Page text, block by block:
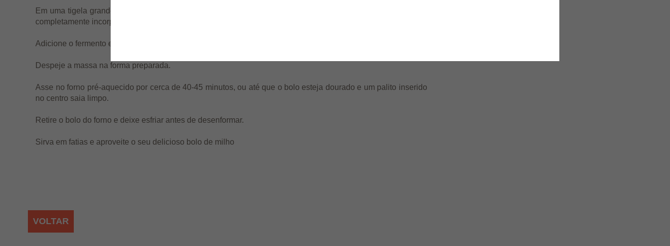
Em uma tigela grande, despeje a mistura do liquidificador e adicione o fubá. Mexa bem até que o fubá esteja
completamente incorporado à massa.
Adicione o fermento em pó e misture delicadamente.
Despeje a massa na forma preparada.
Asse no forno pré-aquecido por cerca de 40-45 minutos, ou até que o bolo esteja dourado e um palito inserido
no centro saia limpo.
Retire o bolo do forno e deixe esfriar antes de desenformar.
Sirva em fatias e aproveite o seu delicioso bolo de milho
VOLTAR